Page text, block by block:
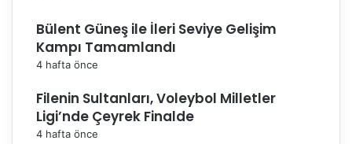
Bülent Güneş ile İleri Seviye Gelişim
Kampı Tamamlandı
4 hafta önce
Filenin Sultanları, Voleybol Milletler
Ligi’nde Çeyrek Finalde
4 hafta önce